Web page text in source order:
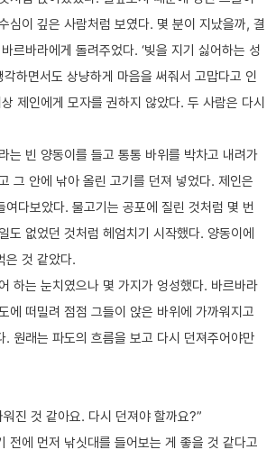
심이 깊은 사람처럼 보였다. 몇 분이 지났을까, 결
르바라에게 돌려주었다. ‘빚을 지기 싫어하는 성
각하면서도 상냥하게 마음을 써줘서 고맙다고 인
제인에게 모자를 권하지 않았다. 두 사람은 다시
는 빈 양동이를 들고 통통 바위를 박차고 내려가
그 안에 낚아 올린 고기를 던져 넣었다. 제인은
여다보았다. 물고기는 공포에 질린 것처럼 몇 번
도 없었던 것처럼 헤엄치기 시작했다. 양동이에
은 것 같았다.
하는 눈치였으나 몇 가지가 엉성했다. 바르바라
에 떠밀려 점점 그들이 앉은 바위에 가까워지고
. 원래는 파도의 흐름을 보고 다시 던져주어야만
진 것 같아요. 다시 던져야 할까요?”
전에 먼저 낚싯대를 들어보는 게 좋을 것 같다고